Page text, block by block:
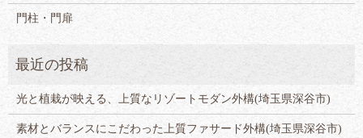
門柱・門扉
光と植栽が映える、上質なリゾートモダン外構(埼玉県深谷市)
素材とバランスにこだわった上質ファサード外構(埼玉県深谷市)